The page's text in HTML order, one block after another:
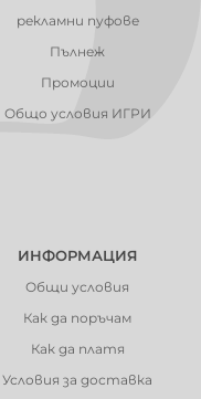
рекламни пуфове
Пълнеж
Промоции
Общо условия ИГРИ
ИНФОРМАЦИЯ
Общи условия
Как да поръчам
Как да платя
Условия за доставка